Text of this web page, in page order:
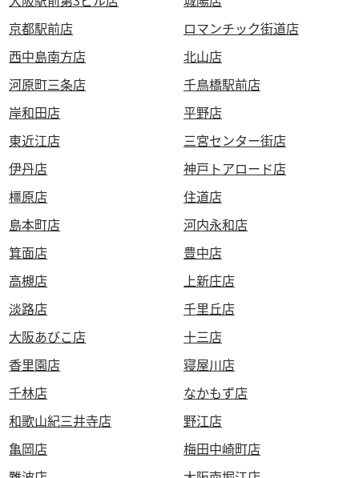
京都駅前店
ロマンチック街道店
西中島南方店
北山店
河原町三条店
千鳥橋駅前店
岸和田店
平野店
東近江店
三宮センター街店
伊丹店
神戸トアロード店
橿原店
住道店
島本町店
河内永和店
箕面店
豊中店
高槻店
上新庄店
淡路店
千里丘店
大阪あびこ店
十三店
香里園店
寝屋川店
千林店
なかもず店
和歌山紀三井寺店
野江店
亀岡店
梅田中崎町店